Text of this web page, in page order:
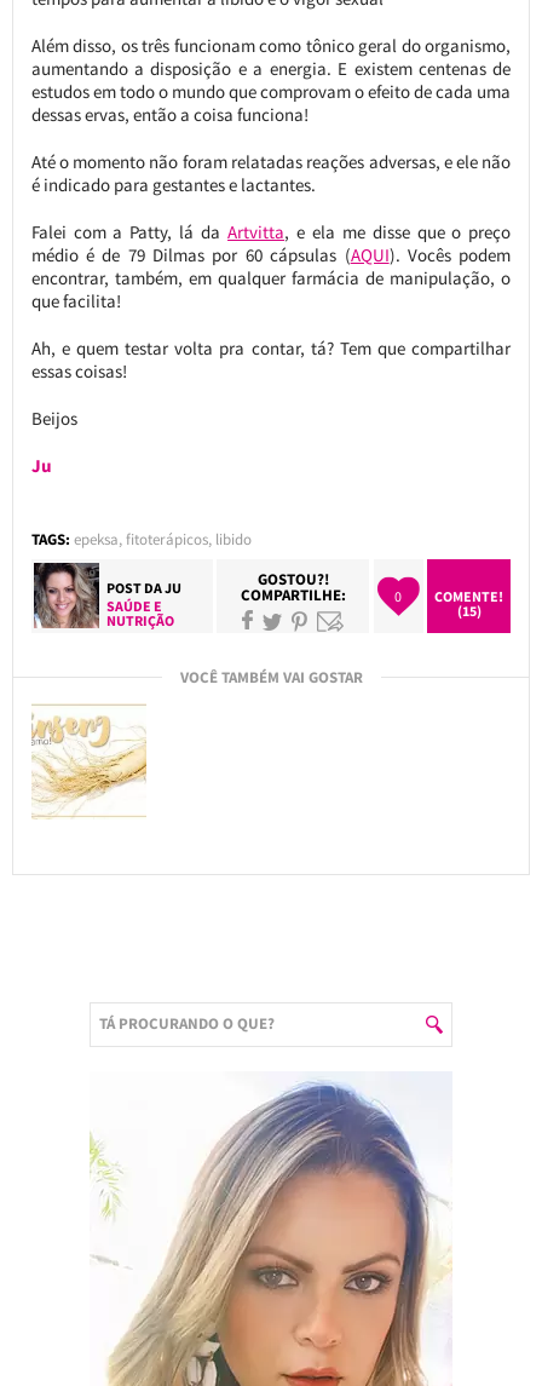
Além disso, os três funcionam como tônico geral do organismo,
aumentando a disposição e a energia. E existem centenas de
estudos em todo o mundo que comprovam o efeito de cada uma
dessas ervas, então a coisa funciona!
Até o momento não foram relatadas reações adversas, e ele não
é indicado para gestantes e lactantes.
Falei com a Patty, lá daArtvitta, e ela me disse que o preço
médio é de 79 Dilmas por 60 cápsulas (AQUI). Vocês podem
encontrar, também, em qualquer farmácia de manipulação, o
que facilita!
Ah, e quem testar volta pra contar, tá? Tem que compartilhar
essas coisas!
Beijos
Ju
TAGS: epeksa,fitoterápicos, libido
POST DAJU
SAÚDE E
NUTRIÇÃO
GOSTOU?!
COMPARTILHE: 0
COMENTE!
(15)
VOCÊ TAMBÉM VAI GOSTAR